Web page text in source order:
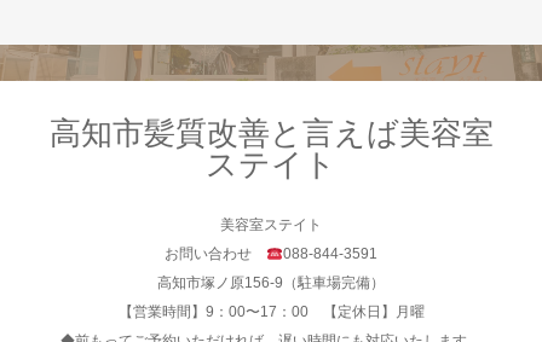
高知市髪質改善と言えば美容室
ステイト
美容室ステイト
お問い合わせ
088-844-3591
高知市塚ノ原156-9（駐車場完備）
【営業時間】9：00〜17：00 【定休日】月曜